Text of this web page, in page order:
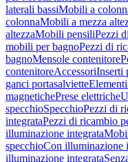
laterali bassiMobili a
colonnaMobili a mezza
altezzaMobili pensiliPezzi
mobili per bagnoPezzi di
bagnoMensole contenitore
contenitoreAccessoriInserti
ganci portasalviette
magnetichePrese elettriche
specchioSpecchioPezzi di
integrataPezzi di ricambio
illuminazione integrata
specchioCon illuminazione
illuminazione integrata